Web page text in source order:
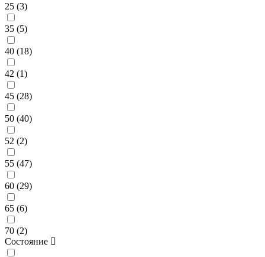
25 (3)
35 (5)
40 (18)
42 (1)
45 (28)
50 (40)
52 (2)
55 (47)
60 (29)
65 (6)
70 (2)
Состояние